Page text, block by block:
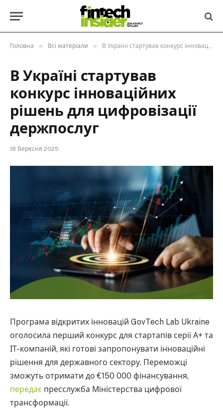
Головна » Всі матеріали » В Україні стартував конкурс інноваційних рішень для цифровізації держпослуг
В Україні стартував
конкурс інноваційних
рішень для цифровізації
держпослуг
18 Вересня 2025
Програма відкритих інновацій GovTech Lab Ukraine
оголосила перший конкурс для стартапів серії А+ та
ІТ-компаній, які готові запропонувати інноваційні
рішення для державного сектору. Переможці
зможуть отримати до €150 000 фінансування,
передає пресслужба Міністерства цифрової
трансформації.